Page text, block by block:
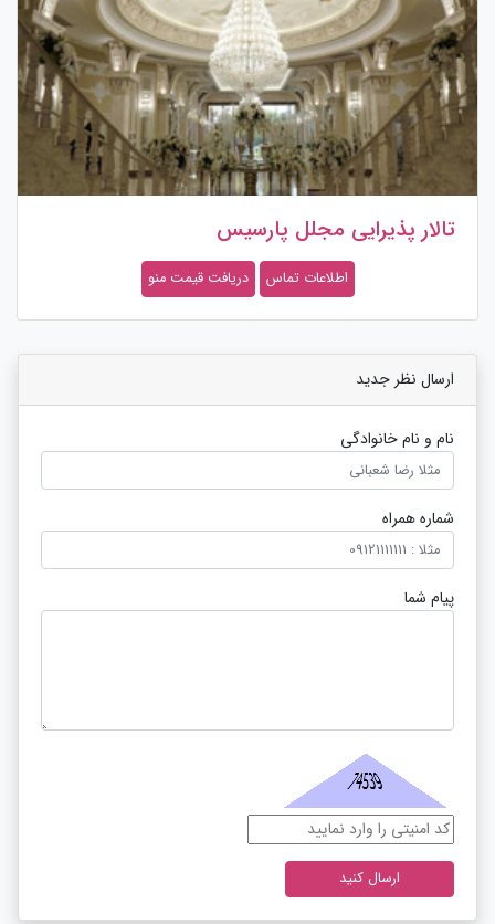
تالار پذیرایی مجلل پارسیس
اطلاعات تماس دریافت قیمت منو
ارسال نظر جدید
نام و نام خانوادگی
شماره همراه
پیام شما